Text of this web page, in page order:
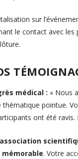
sur
le contact avec les
médical : « Nous
thématique pointue.
ont été
. Votre